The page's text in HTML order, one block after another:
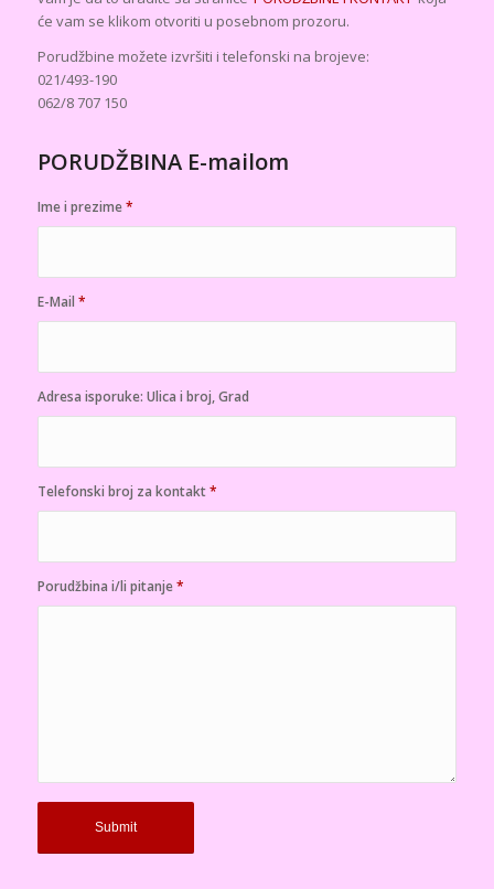
će vam se klikom otvoriti u posebnom prozoru.
Porudžbine možete izvršiti i telefonski na brojeve:
021/493-190
062/8 707 150
PORUDŽBINA E-mailom
Ime i prezime*
E-Mail *
Adresa isporuke: Ulica i broj, Grad
Telefonski broj za kontakt*
Porudžbina i/li pitanje*